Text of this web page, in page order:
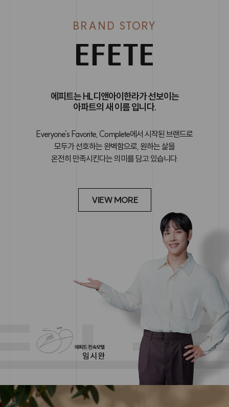
BRAND STORY
에피트는 HL디앤아이한라가 선보이는
아파트의 새 이름 입니다.
Everyone’s Favorite, Complete에서 시작된 브랜드로
모두가 선호하는 완벽함으로, 원하는 삶을
온전히 만족시킨다는 의미를 담고 있습니다.
VIEW MORE